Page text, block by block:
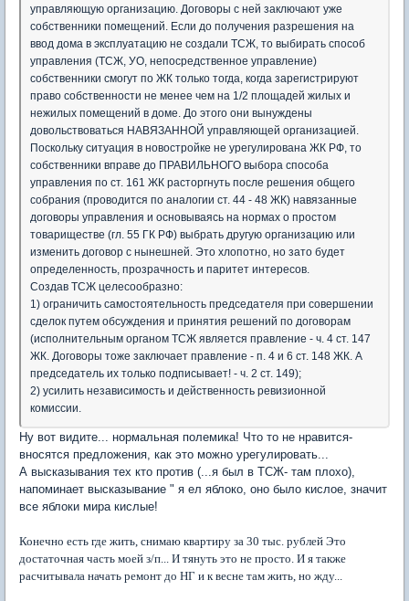
управляющую организацию. Договоры с ней заключают уже
собственники помещений. Если до получения разрешения на
ввод дома в эксплуатацию не создали ТСЖ, то выбирать способ
управления (ТСЖ, УО, непосредственное управление)
собственники смогут по ЖК только тогда, когда зарегистрируют
право собственности не менее чем на 1/2 площадей жилых и
нежилых помещений в доме. До этого они вынуждены
довольствоваться НАВЯЗАННОЙ управляющей организацией.
Поскольку ситуация в новостройке не урегулирована ЖК РФ, то
собственники вправе до ПРАВИЛЬНОГО выбора способа
управления по ст. 161 ЖК расторгнуть после решения общего
собрания (проводится по аналогии ст. 44 - 48 ЖК) навязанные
договоры управления и основываясь на нормах о простом
товариществе (гл. 55 ГК РФ) выбрать другую организацию или
изменить договор с нынешней. Это хлопотно, но зато будет
определенность, прозрачность и паритет интересов.
Создав ТСЖ целесообразно:
1) ограничить самостоятельность председателя при совершении
сделок путем обсуждения и принятия решений по договорам
(исполнительным органом ТСЖ является правление - ч. 4 ст. 147
ЖК. Договоры тоже заключает правление - п. 4 и 6 ст. 148 ЖК. А
председатель их только подписывает! - ч. 2 ст. 149);
2) усилить независимость и действенность ревизионной
комиссии.
Ну вот видите... нормальная полемика! Что то не нравится-
вносятся предложения, как это можно урегулировать...
А высказывания тех кто против (...я был в ТСЖ- там плохо),
напоминает высказывание " я ел яблоко, оно было кислое, значит
все яблоки мира кислые!
Конечно есть где жить, снимаю квартиру за 30 тыс. рублей Это
достаточная часть моей з/п... И тянуть это не просто. И я также
расчитывала начать ремонт до НГ и к весне там жить, но жду...